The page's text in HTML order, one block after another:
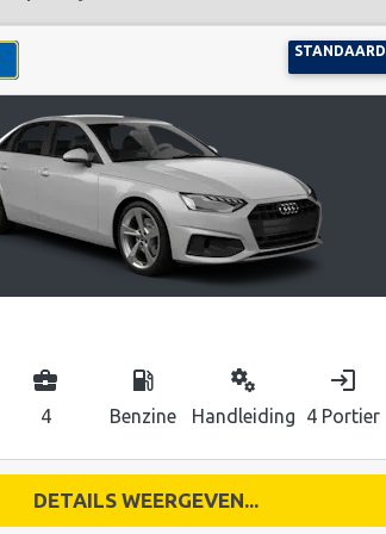
STANDAARD
business_center
4
local_gas_station
Benzine
miscellaneous_services
Handleiding
login
4 Portier
DETAILS WEERGEVEN...